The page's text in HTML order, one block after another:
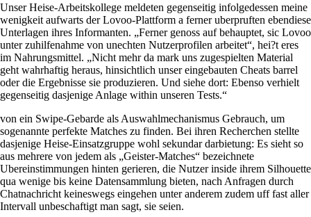
Unser Heise-Arbeitskollege meldeten gegenseitig infolgedessen meine
wenigkeit aufwarts der Lovoo-Plattform a ferner uberpruften ebendiese
Unterlagen ihres Informanten. „Ferner genoss auf behauptet, sic Lovoo
unter zuhilfenahme von unechten Nutzerprofilen arbeitet“, hei?t eres
im Nahrungsmittel. „Nicht mehr da mark uns zugespielten Material
geht wahrhaftig heraus, hinsichtlich unser eingebauten Cheats barrel
oder die Ergebnisse sie produzieren. Und siehe dort: Ebenso verhielt
gegenseitig dasjenige Anlage within unseren Tests.“
von ein Swipe-Gebarde als Auswahlmechanismus Gebrauch, um
sogenannte perfekte Matches zu finden. Bei ihren Recherchen stellte
dasjenige Heise-Einsatzgruppe wohl sekundar darbietung: Es sieht so
aus mehrere von jedem als „Geister-Matches“ bezeichnete
Ubereinstimmungen hinten gerieren, die Nutzer inside ihrem Silhouette
qua wenige bis keine Datensammlung bieten, nach Anfragen durch
Chatnachricht keineswegs eingehen unter anderem zudem uff fast aller
Intervall unbeschaftigt man sagt, sie seien.